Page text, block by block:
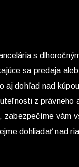
s
sa predaja
aj dohľad nad
z právneho
vám
dohliadať nad